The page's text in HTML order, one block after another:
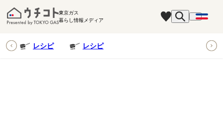
東京ガス
暮らし情報メディア
レシピ レシピ